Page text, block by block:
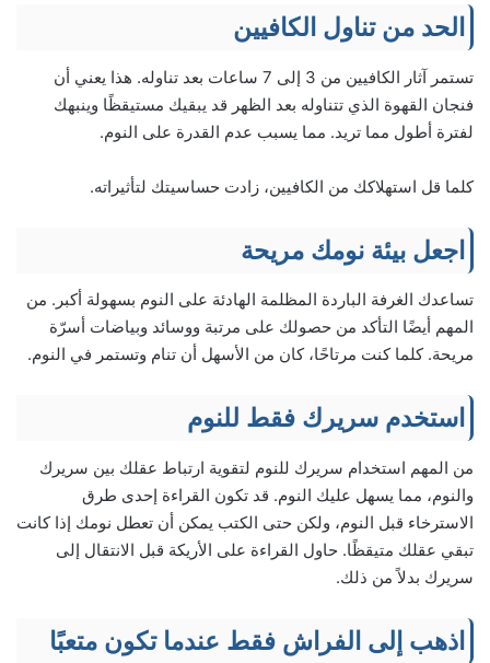
الحد من تناول الكافيين
تستمر آثار الكافيين من 3 إلى 7 ساعات بعد تناوله. هذا يعني أن
فنجان القهوة الذي تتناوله بعد الظهر قد يبقيك مستيقظًا وينبهك
لفترة أطول مما تريد. مما يسبب عدم القدرة على النوم.
كلما قل استهلاكك من الكافيين، زادت حساسيتك لتأثيراته.
اجعل بيئة نومك مريحة
تساعدك الغرفة الباردة المظلمة الهادئة على النوم بسهولة أكبر. من
المهم أيضًا التأكد من حصولك على مرتبة ووسائد وبياضات أسرّة
مريحة. كلما كنت مرتاحًا، كان من الأسهل أن تنام وتستمر في النوم.
استخدم سريرك فقط للنوم
من المهم استخدام سريرك للنوم لتقوية ارتباط عقلك بين سريرك
والنوم، مما يسهل عليك النوم. قد تكون القراءة إحدى طرق
الاسترخاء قبل النوم، ولكن حتى الكتب يمكن أن تعطل نومك إذا كانت
تبقي عقلك متيقظًا. حاول القراءة على الأريكة قبل الانتقال إلى
سريرك بدلاً من ذلك.
اذهب إلى الفراش فقط عندما تكون متعبًا